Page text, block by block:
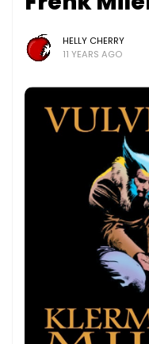
HELLY CHERRY
11 YEARS AGO